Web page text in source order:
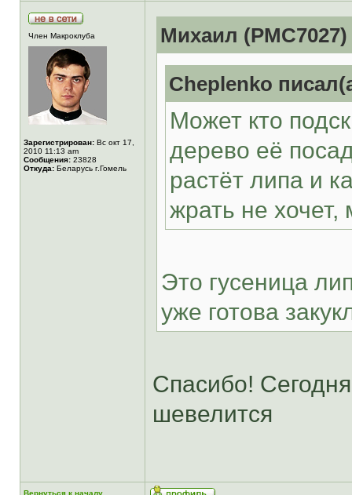
Член Макроклуба
Зарегистрирован: Вс окт 17,
2010 11:13 am
Сообщения: 23828
Откуда: Беларусь г.Гомель
Михаил (РМС7027)
Cheplenko
Может кто
дерево её
растёт липа и
жрать не
Это гусеница
уже готова
Спасибо!
шевелится
Вернуться к началу